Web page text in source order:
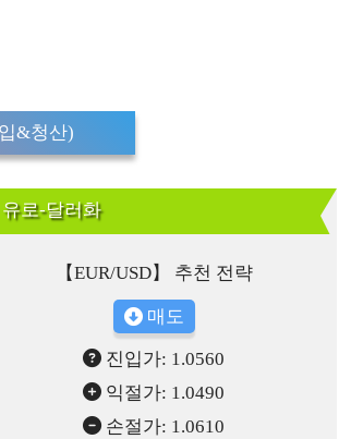
&청산)
유로-달러화
【EUR/USD】 추천 전략
매도
진입가: 1.0560
익절가: 1.0490
손절가: 1.0610